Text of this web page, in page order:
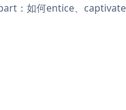
：如何entice、